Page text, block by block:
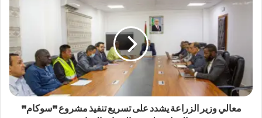
معالي وزير الزراعة يشدد على تسريع تنفيذ مشروع "سوكام"